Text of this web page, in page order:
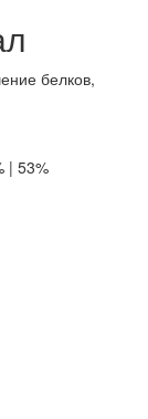
белков,
| 53%